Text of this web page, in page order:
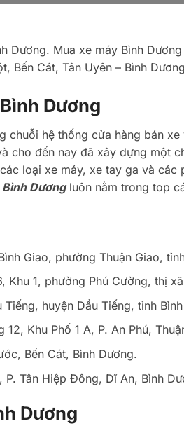
Dương. Mua xe máy Bình
Bến Cát, Tân Uyên – Bình Dương
Dương
chuỗi hệ thống cửa hàng bán
đến nay đã xây dựng một
loại xe máy, xe tay ga và các
Dươngluôn nằm trong top
Giao, phường Thuận Giao,
Khu 1, phường Phú Cường, thị
huyện Dầu Tiếng, tỉnh
Khu Phố 1 A, P. An Phú,
Bến Cát, Bình Dương.
P. Tân Hiệp Đông, Dĩ An, Bình
Dương